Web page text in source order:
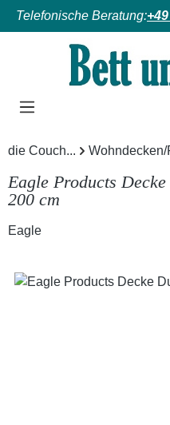
Zum Hauptinhalt springen
Telefonische Beratung:
die Couch...
Eagle Products
200 cm
Eagle
Bildergalerie überspringen